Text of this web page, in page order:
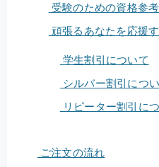
受験のための資格参
頑張るあなたを応援
学生割引について
シルバー割引につ
リピーター割引に
ご注文の流れ